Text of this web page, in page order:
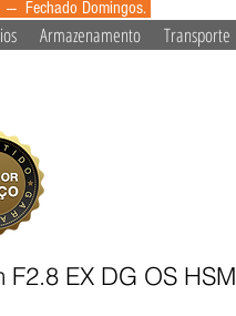
Fechado Domingos.
Armazenamento Transporte
F2.8 EX DG OS HSM